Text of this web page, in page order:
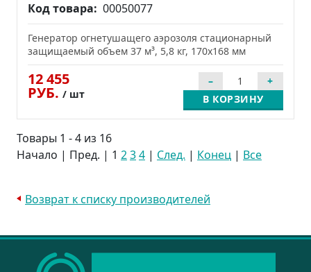
Код товара: 00050077
Генератор огнетушащего аэрозоля стационарный
защищаемый объем 37 м³, 5,8 кг, 170х168 мм
12 455
РУБ. / шт В КОРЗИНУ
Товары 1 - 4 из 16
Начало | Пред. | 1 234 | След. | Конец | Все
Возврат к списку производителей